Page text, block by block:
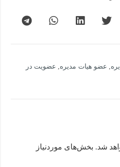
, عضو هیات مدیره, عضویت در
شد. بخش‌های موردنیاز